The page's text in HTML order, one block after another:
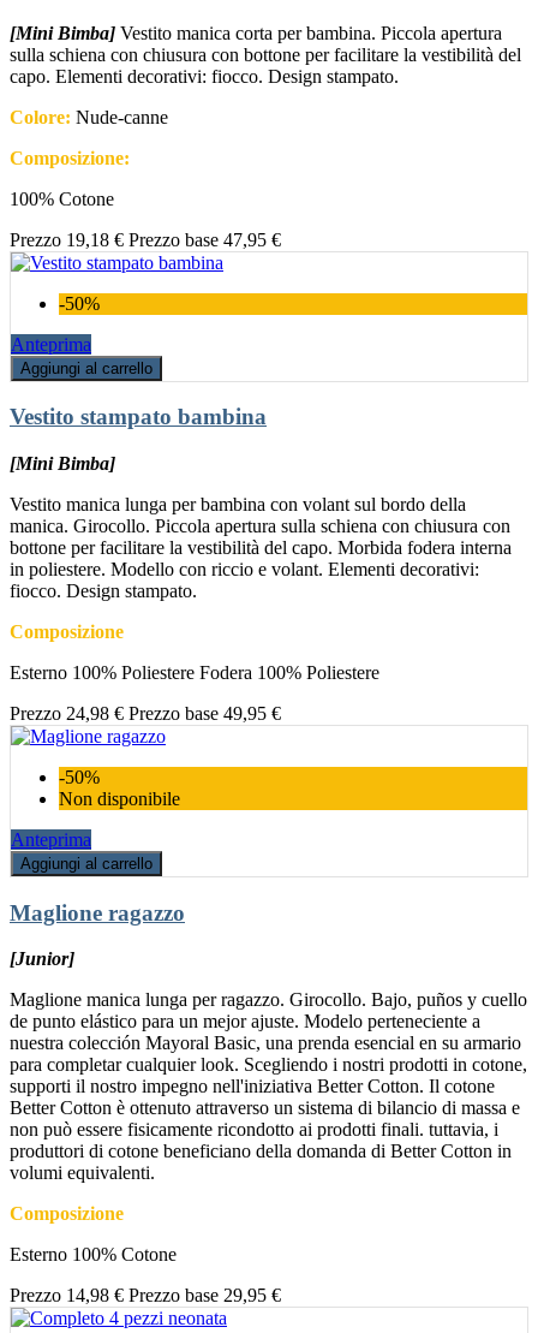
[Mini Bimba] Vestito manica corta per bambina. Piccola apertura
sulla schiena con chiusura con bottone per facilitare la vestibilità del
capo. Elementi decorativi: fiocco. Design stampato.
Colore: Nude-canne
Composizione:
100% Cotone
Prezzo 19,18 € Prezzo base 47,95 €
-50%
Anteprima
Aggiungi al carrello
Vestito stampato bambina
[Mini Bimba]
Vestito manica lunga per bambina con volant sul bordo della
manica. Girocollo. Piccola apertura sulla schiena con chiusura con
bottone per facilitare la vestibilità del capo. Morbida fodera interna
in poliestere. Modello con riccio e volant. Elementi decorativi:
fiocco. Design stampato.
Composizione
Esterno 100% Poliestere Fodera 100% Poliestere
Prezzo 24,98 € Prezzo base 49,95 €
-50%
Non disponibile
Anteprima
Aggiungi al carrello
Maglione ragazzo
[Junior]
Maglione manica lunga per ragazzo. Girocollo. Bajo, puños y cuello
de punto elástico para un mejor ajuste. Modelo perteneciente a
nuestra colección Mayoral Basic, una prenda esencial en su armario
para completar cualquier look. Scegliendo i nostri prodotti in cotone,
supporti il nostro impegno nell'iniziativa Better Cotton. Il cotone
Better Cotton è ottenuto attraverso un sistema di bilancio di massa e
non può essere fisicamente ricondotto ai prodotti finali. tuttavia, i
produttori di cotone beneficiano della domanda di Better Cotton in
volumi equivalenti.
Composizione
Esterno 100% Cotone
Prezzo 14,98 € Prezzo base 29,95 €